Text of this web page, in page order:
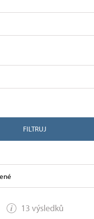
FILTRUJ
13 výsledků